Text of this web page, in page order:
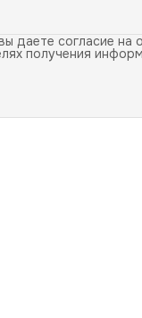
даете согласие на
получения